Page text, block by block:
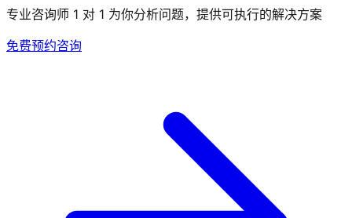
专业咨询师 1 对 1 为你分析问题，提供可执行的解决方案
免费预约咨询